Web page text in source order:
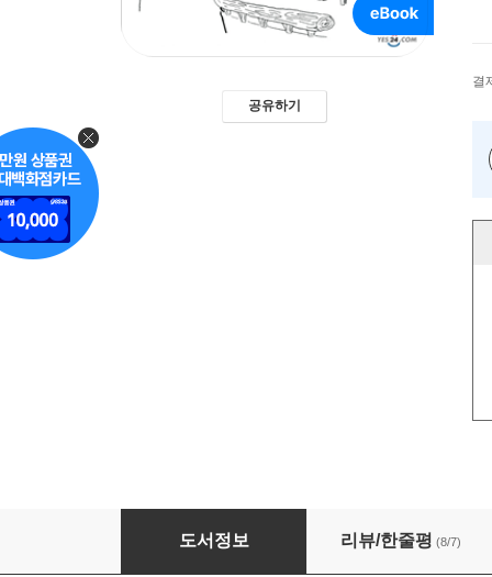
공유하기
결
문학의 숲을 거닐다
도서정보 리뷰/한줄평 (8/7)